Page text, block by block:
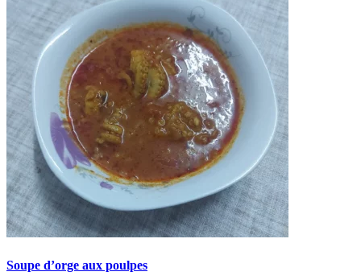
Soupe d’orge aux poulpes